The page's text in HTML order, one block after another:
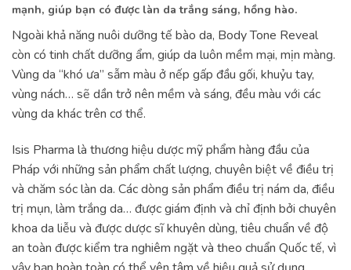
mạnh, giúp bạn có được làn da trắng sáng, hồng hào.
Ngoài khả năng nuôi dưỡng tế bào da, Body Tone Reveal
còn có tinh chất dưỡng ẩm, giúp da luôn mềm mại, mịn màng.
Vùng da “khó ưa” sẫm màu ở nếp gấp đầu gối, khuỷu tay,
vùng nách… sẽ dần trở nên mềm và sáng, đều màu với các
vùng da khác trên cơ thể.
​Isis Pharma là thương hiệu dược mỹ phẩm hàng đầu của
Pháp với những sản phẩm chất lượng, chuyên biệt về điều trị
và chăm sóc làn da. Các dòng sản phẩm điều trị nám da, điều
trị mụn, làm trắng da… được giám định và chỉ định bởi chuyên
khoa da liễu và được dược sĩ khuyên dùng, tiêu chuẩn về độ
an toàn được kiểm tra nghiêm ngặt và theo chuẩn Quốc tế, vì